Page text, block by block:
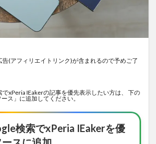
告(アフィリエイトリンク)が含まれるので予めご了
でxPeria IEakerの記事を優先表示したい方は、 下の
ス」に追加してください。
検索でxPeria IEakerを優